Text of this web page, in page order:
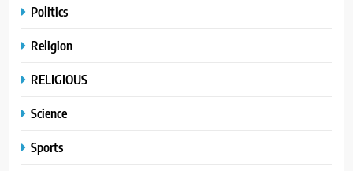
Politics
Religion
RELIGIOUS
Science
Sports